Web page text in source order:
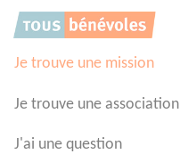
Je trouve une mission
Je trouve une association
J'ai une question
Panneau de gestion des cookies